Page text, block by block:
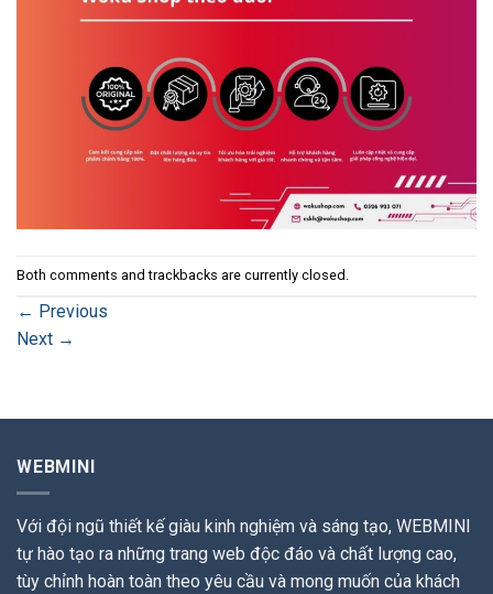
Both comments and trackbacks are currently closed.
← Previous
Next →
WEBMINI
Với đội ngũ thiết kế giàu kinh nghiệm và sáng tạo, WEBMINI
tự hào tạo ra những trang web độc đáo và chất lượng cao,
tùy chỉnh hoàn toàn theo yêu cầu và mong muốn của khách